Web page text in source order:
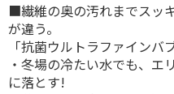
■繊維の奥の汚れまでスッ
が違う。
「抗菌ウルトラファインバ
・冬場の冷たい水でも、エ
に落とす!